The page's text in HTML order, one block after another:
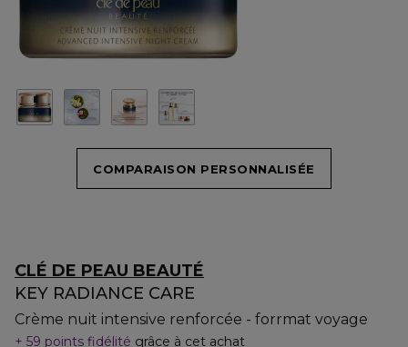
COMPARAISON PERSONNALISÉE
CLÉ DE PEAU BEAUTÉ
KEY RADIANCE CARE
Crème nuit intensive renforcée - forrmat voyage
59 points fidélité grâce à cet achat